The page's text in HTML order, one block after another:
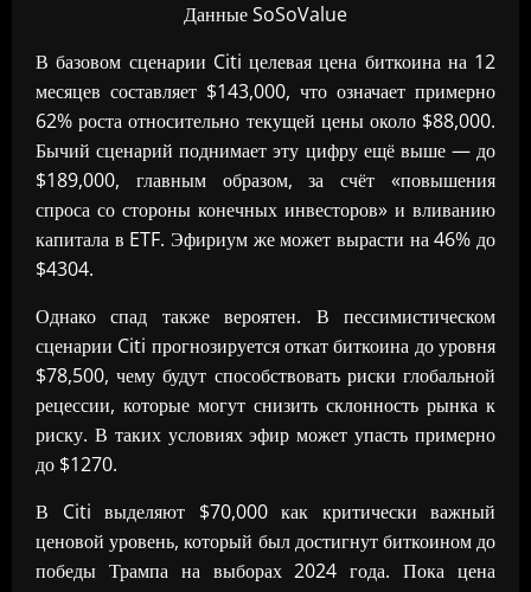
Данные SoSoValue
В базовом сценарии Citi целевая цена биткоина на 12
месяцев составляет $143,000, что означает примерно
62% роста относительно текущей цены около $88,000.
Бычий сценарий поднимает эту цифру ещё выше — до
$189,000, главным образом, за счёт «повышения
спроса со стороны конечных инвесторов» и вливанию
капитала в ETF. Эфириум же может вырасти на 46% до
$4304.
Однако спад также вероятен. В пессимистическом
сценарии Citi прогнозируется откат биткоина до уровня
$78,500, чему будут способствовать риски глобальной
рецессии, которые могут снизить склонность рынка к
риску. В таких условиях эфир может упасть примерно
до $1270.
В Citi выделяют $70,000 как критически важный
ценовой уровень, который был достигнут биткоином до
победы Трампа на выборах 2024 года. Пока цена